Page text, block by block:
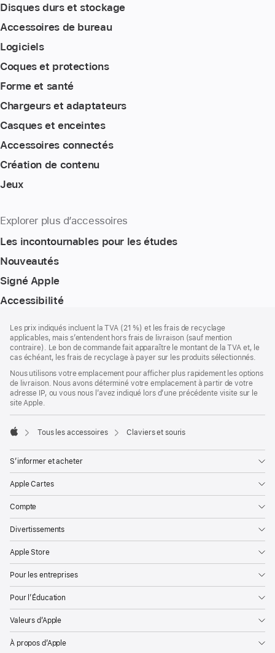
Disques durs et stockage
Accessoires de bureau
Logiciels
Coques et protections
Forme et santé
Chargeurs et adaptateurs
Casques et enceintes
Accessoires connectés
Création de contenu
Jeux
Explorer plus d’accessoires
Les incontournables pour les études
Nouveautés
Signé Apple
Accessibilité
de
page
de
bas
de
Les prix indiqués incluent la TVA (21 %) et les frais de recyclage
applicables, mais s’entendent hors frais de livraison (sauf mention
contraire). Le bon de commande fait apparaître le montant de la TVA et, le
cas échéant, les frais de recyclage à payer sur les produits sélectionnés.
Nous utilisons votre emplacement pour afficher plus rapidement les options
de livraison. Nous avons déterminé votre emplacement à partir de votre
adresse IP, ou vous nous l’avez indiqué lors d’une précédente visite sur le
site Apple.
Tous les accessoires Claviers et souris
S’informer et acheter
Apple Cartes
Compte
Divertissements
Apple Store
Pour les entreprises
Pour l’Éducation
Valeurs d’Apple
À propos d’Apple